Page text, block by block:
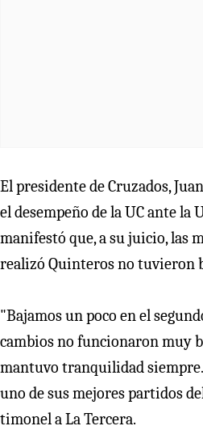
El presidente de Cruzados,
el desempeño de la UC ante la
manifestó que, a su juicio, las
realizó Quinteros no tuvieron
"Bajamos un poco en el
cambios no funcionaron muy
mantuvo tranquilidad
uno de sus mejores partidos
timonel a La Tercera.